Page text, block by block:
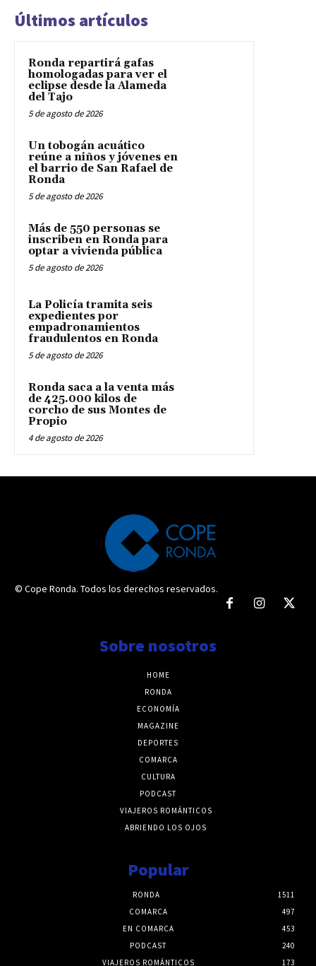
Últimos artículos
Ronda repartirá gafas
homologadas para ver el
eclipse desde la Alameda
del Tajo
5 de agosto de 2026
Un tobogán acuático
reúne a niños y jóvenes en
el barrio de San Rafael de
Ronda
5 de agosto de 2026
Más de 550 personas se
inscriben en Ronda para
optar a vivienda pública
5 de agosto de 2026
La Policía tramita seis
expedientes por
empadronamientos
fraudulentos en Ronda
5 de agosto de 2026
Ronda saca a la venta más
de 425.000 kilos de
corcho de sus Montes de
Propio
4 de agosto de 2026
© Cope Ronda. Todos los derechos reservados.
Sobre nosotros
HOME
RONDA
ECONOMÍA
MAGAZINE
DEPORTES
COMARCA
CULTURA
PODCAST
VIAJEROS ROMÁNTICOS
ABRIENDO LOS OJOS
Popular
RONDA
1511
COMARCA
497
EN COMARCA
453
PODCAST
240
VIAJEROS ROMÁNTICOS
173